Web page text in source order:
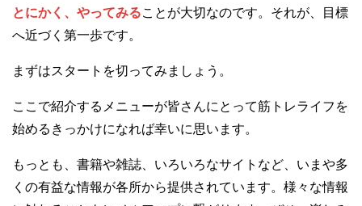
とにかく、やってみることが大切なのです。それが、目標
へ近づく第一歩です。
まずはスタートを切ってみましょう。
ここで紹介するメニューが皆さんにとって筋トレライフを
始めるきっかけになれば幸いに思います。
もっとも、書籍や雑誌、いろいろなサイトなど、いまや多
くの有益な情報が各所から提供されています。様々な情報